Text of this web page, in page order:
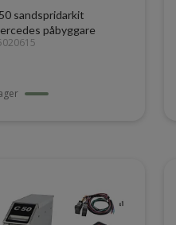
sandspridarkit
påbyggare